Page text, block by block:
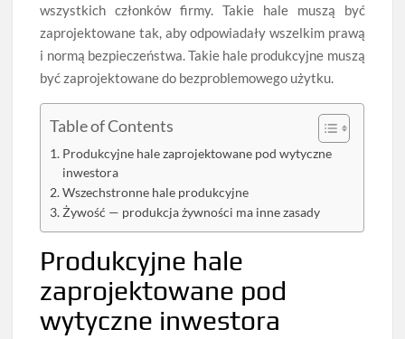
wszystkich członków firmy. Takie hale muszą być
zaprojektowane tak, aby odpowiadały wszelkim prawą
i normą bezpieczeństwa. Takie hale produkcyjne muszą
być zaprojektowane do bezproblemowego użytku.
Table of Contents
Produkcyjne hale zaprojektowane pod wytyczne
inwestora
Wszechstronne hale produkcyjne
Żywość — produkcja żywności ma inne zasady
Produkcyjne hale
zaprojektowane pod
wytyczne inwestora